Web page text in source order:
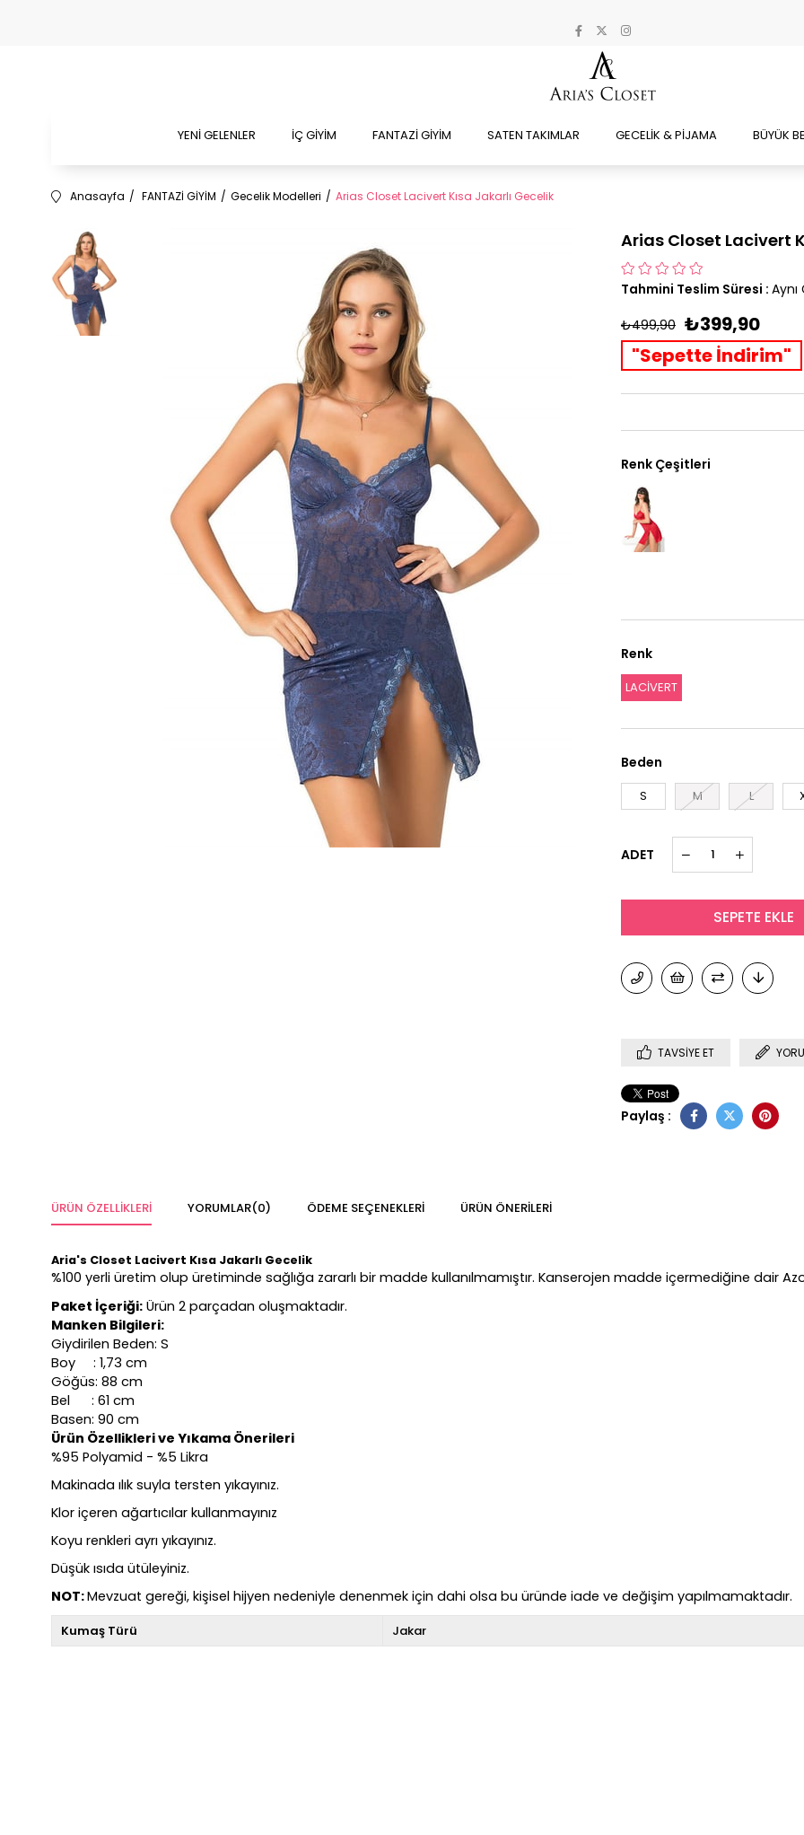
YENİ GELENLER İÇ GİYİM FANTAZİ GİYİM SATEN TAKIMLAR GECELİK & PİJAMA BÜYÜK
Anasayfa FANTAZİ GİYİM Gecelik Modelleri Arias Closet Lacivert Kısa Jakarlı Gecelik
Arias Closet Lacivert
Tahmini Teslim Süresi : Aynı
₺499,90 ₺399,90
"Sepette İndirim"
Renk Çeşitleri
Renk
LACİVERT
Beden
S M L
ADET
TAVSIYE ET
Paylaş :
ÜRÜN ÖZELLIKLERI YORUMLAR(0) ÖDEME SEÇENEKLERI ÜRÜN ÖNERILERI
Aria's Closet Lacivert Kısa Jakarlı Gecelik
%100 yerli üretim olup üretiminde sağlığa zararlı bir madde kullanılmamıştır. Kanserojen madde içermediğine dair
Paket İçeriği: Ürün 2 parçadan oluşmaktadır.
Manken Bilgileri:
Giydirilen Beden: S
Boy : 1,73 cm
Göğüs: 88 cm
Bel : 61 cm
Basen: 90 cm
Ürün Özellikleri ve Yıkama Önerileri
%95 Polyamid - %5 Likra
Makinada ılık suyla tersten yıkayınız.
Klor içeren ağartıcılar kullanmayınız
Koyu renkleri ayrı yıkayınız.
Düşük ısıda ütüleyiniz.
NOT:Mevzuat gereği, kişisel hijyen nedeniyle denenmek için dahi olsa bu üründe iade ve değişim yapılmamaktadır.
Kumaş Türü Jakar